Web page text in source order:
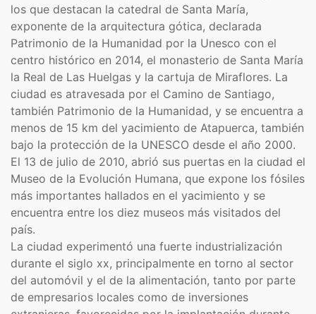
los que destacan la catedral de Santa María,
exponente de la arquitectura gótica, declarada
Patrimonio de la Humanidad por la Unesco con el
centro histórico en 2014,​ el monasterio de Santa María
la Real de Las Huelgas y la cartuja de Miraflores. La
ciudad es atravesada por el Camino de Santiago,
también Patrimonio de la Humanidad,​ y se encuentra a
menos de 15 km del yacimiento de Atapuerca, también
bajo la protección de la UNESCO desde el año 2000.​
El 13 de julio de 2010, abrió sus puertas en la ciudad el
Museo de la Evolución Humana, que expone los fósiles
más importantes hallados en el yacimiento y se
encuentra entre los diez museos más visitados del
país.
La ciudad experimentó una fuerte industrialización
durante el siglo xx, principalmente en torno al sector
del automóvil y el de la alimentación, tanto por parte
de empresarios locales como de inversiones